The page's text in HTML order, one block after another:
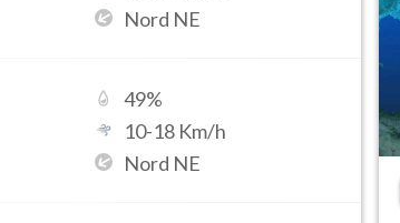
Nord NE
49%
10-18 Km/h
Nord NE